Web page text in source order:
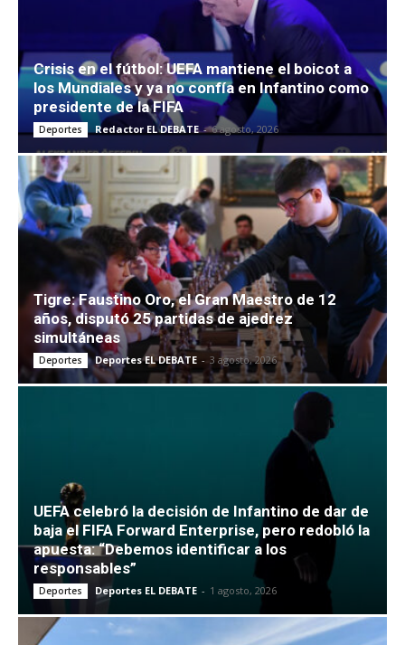
Crisis en el fútbol: UEFA mantiene el boicot a
los Mundiales y ya no confía en Infantino como
presidente de la FIFA
Deportes Redactor EL DEBATE - 6 agosto, 2026
Tigre: Faustino Oro, el Gran Maestro de 12
años, disputó 25 partidas de ajedrez
simultáneas
Deportes Deportes EL DEBATE - 3 agosto, 2026
UEFA celebró la decisión de Infantino de dar de
baja el FIFA Forward Enterprise, pero redobló la
apuesta: “Debemos identificar a los
responsables”
Deportes Deportes EL DEBATE - 1 agosto, 2026